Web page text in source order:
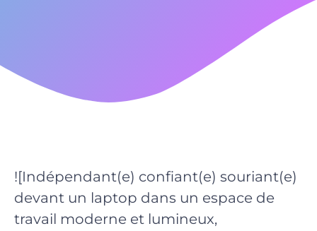
![Indépendant(e) confiant(e) souriant(e)
devant un laptop dans un espace de
travail moderne et lumineux,